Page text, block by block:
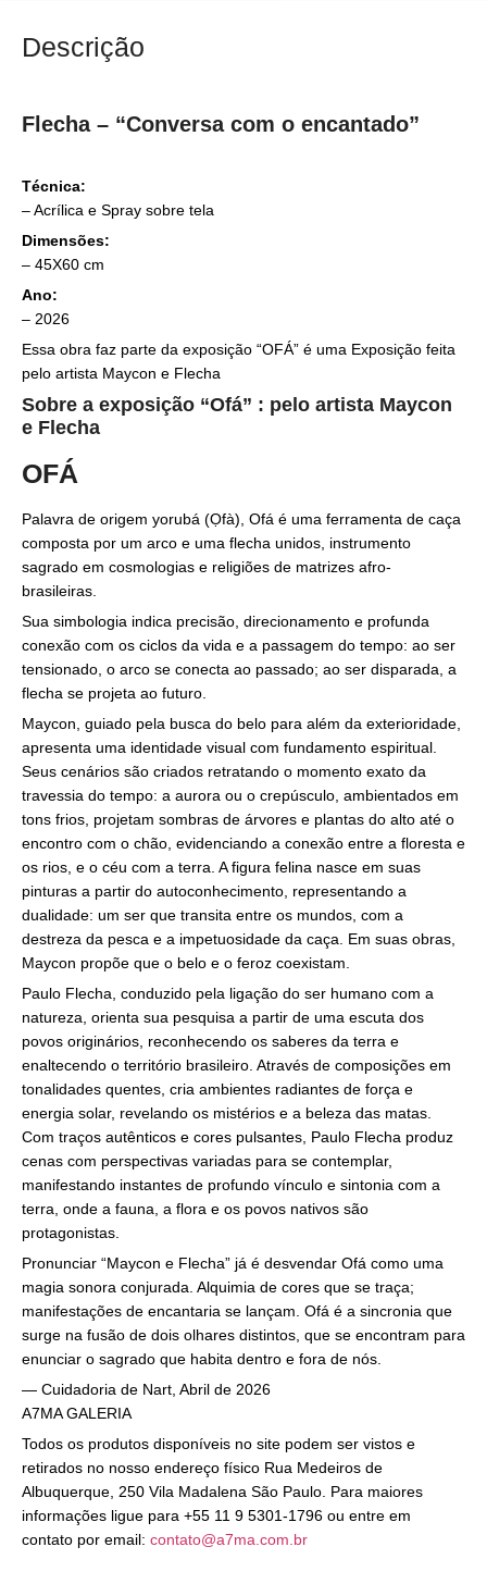
Descrição
Flecha – “Conversa com o encantado”
Técnica:
–Acrílica e Spray sobre tela
Dimensões:
– 45X60 cm
Ano:
– 2026
Essa obra faz parte da exposição “OFÁ” é uma Exposição feita
pelo artista Maycon e Flecha
Sobre a exposição “Ofá” : pelo artista Maycon
e Flecha
OFÁ
Palavra de origem yorubá (Ọfà), Ofá é uma ferramenta de caça
composta por um arco e uma flecha unidos, instrumento
sagrado em cosmologias e religiões de matrizes afro-
brasileiras.
Sua simbologia indica precisão, direcionamento e profunda
conexão com os ciclos da vida e a passagem do tempo: ao ser
tensionado, o arco se conecta ao passado; ao ser disparada, a
flecha se projeta ao futuro.
Maycon, guiado pela busca do belo para além da exterioridade,
apresenta uma identidade visual com fundamento espiritual.
Seus cenários são criados retratando o momento exato da
travessia do tempo: a aurora ou o crepúsculo, ambientados em
tons frios, projetam sombras de árvores e plantas do alto até o
encontro com o chão, evidenciando a conexão entre a floresta e
os rios, e o céu com a terra. A figura felina nasce em suas
pinturas a partir do autoconhecimento, representando a
dualidade: um ser que transita entre os mundos, com a
destreza da pesca e a impetuosidade da caça. Em suas obras,
Maycon propõe que o belo e o feroz coexistam.
Paulo Flecha, conduzido pela ligação do ser humano com a
natureza, orienta sua pesquisa a partir de uma escuta dos
povos originários, reconhecendo os saberes da terra e
enaltecendo o território brasileiro. Através de composições em
tonalidades quentes, cria ambientes radiantes de força e
energia solar, revelando os mistérios e a beleza das matas.
Com traços autênticos e cores pulsantes, Paulo Flecha produz
cenas com perspectivas variadas para se contemplar,
manifestando instantes de profundo vínculo e sintonia com a
terra, onde a fauna, a flora e os povos nativos são
protagonistas.
Pronunciar “Maycon e Flecha” já é desvendar Ofá como uma
magia sonora conjurada. Alquimia de cores que se traça;
manifestações de encantaria se lançam. Ofá é a sincronia que
surge na fusão de dois olhares distintos, que se encontram para
enunciar o sagrado que habita dentro e fora de nós.
— Cuidadoria de Nart, Abril de 2026
A7MA GALERIA
Todos os produtos disponíveis no site podem ser vistos e
retirados no nosso endereço físico Rua Medeiros de
Albuquerque, 250 Vila Madalena São Paulo. Para maiores
informações ligue para +55 11 9 5301-1796 ou entre em
contato por email: contato@a7ma.com.br